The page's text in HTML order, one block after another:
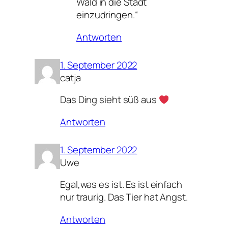
einzudringen.“
Antworten
1. September 2022
catja
Das Ding sieht süß aus
Antworten
1. September 2022
Uwe
Egal,was es ist. Es ist einfach
nur traurig. Das Tier hat Angst.
Antworten